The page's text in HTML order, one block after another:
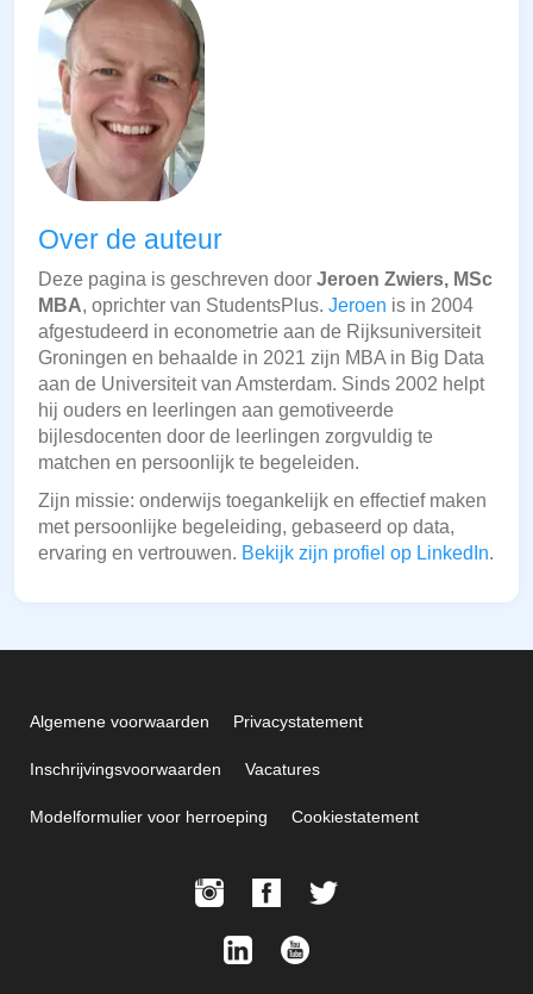
Over de auteur
Deze pagina is geschreven door Jeroen Zwiers, MSc
MBA, oprichter van StudentsPlus. Jeroen is in 2004
afgestudeerd in econometrie aan de Rijksuniversiteit
Groningen en behaalde in 2021 zijn MBA in Big Data
aan de Universiteit van Amsterdam. Sinds 2002 helpt
hij ouders en leerlingen aan gemotiveerde
bijlesdocenten door de leerlingen zorgvuldig te
matchen en persoonlijk te begeleiden.
Zijn missie: onderwijs toegankelijk en effectief maken
met persoonlijke begeleiding, gebaseerd op data,
ervaring en vertrouwen. Bekijk zijn profiel op LinkedIn.
Algemene voorwaarden Privacystatement
Inschrijvingsvoorwaarden Vacatures
Modelformulier voor herroeping Cookiestatement